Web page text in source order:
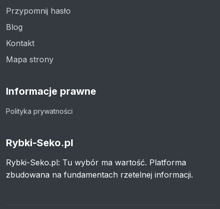
Przypomnij hasło
Blog
Kontakt
Mapa strony
Informacje prawne
Polityka prywatności
Rybki-Seko.pl
Rybki-Seko.pl: Tu wybór ma wartość. Platforma
zbudowana na fundamentach rzetelnej informacji.